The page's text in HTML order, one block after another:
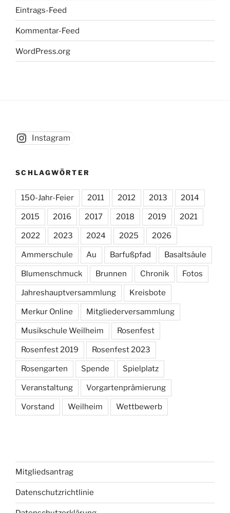
Eintrags-Feed
Kommentar-Feed
WordPress.org
Instagram
SCHLAGWÖRTER
150-Jahr-Feier 2011 2012 2013 2014
2015 2016 2017 2018 2019 2021
2022 2023 2024 2025 2026
Ammerschule Au Barfußpfad Basaltsäule
Blumenschmuck Brunnen Chronik Fotos
Jahreshauptversammlung Kreisbote
Merkur Online Mitgliederversammlung
Musikschule Weilheim Rosenfest
Rosenfest 2019 Rosenfest 2023
Rosengarten Spende Spielplatz
Veranstaltung Vorgartenprämierung
Vorstand Weilheim Wettbewerb
Mitgliedsantrag
Datenschutzrichtlinie